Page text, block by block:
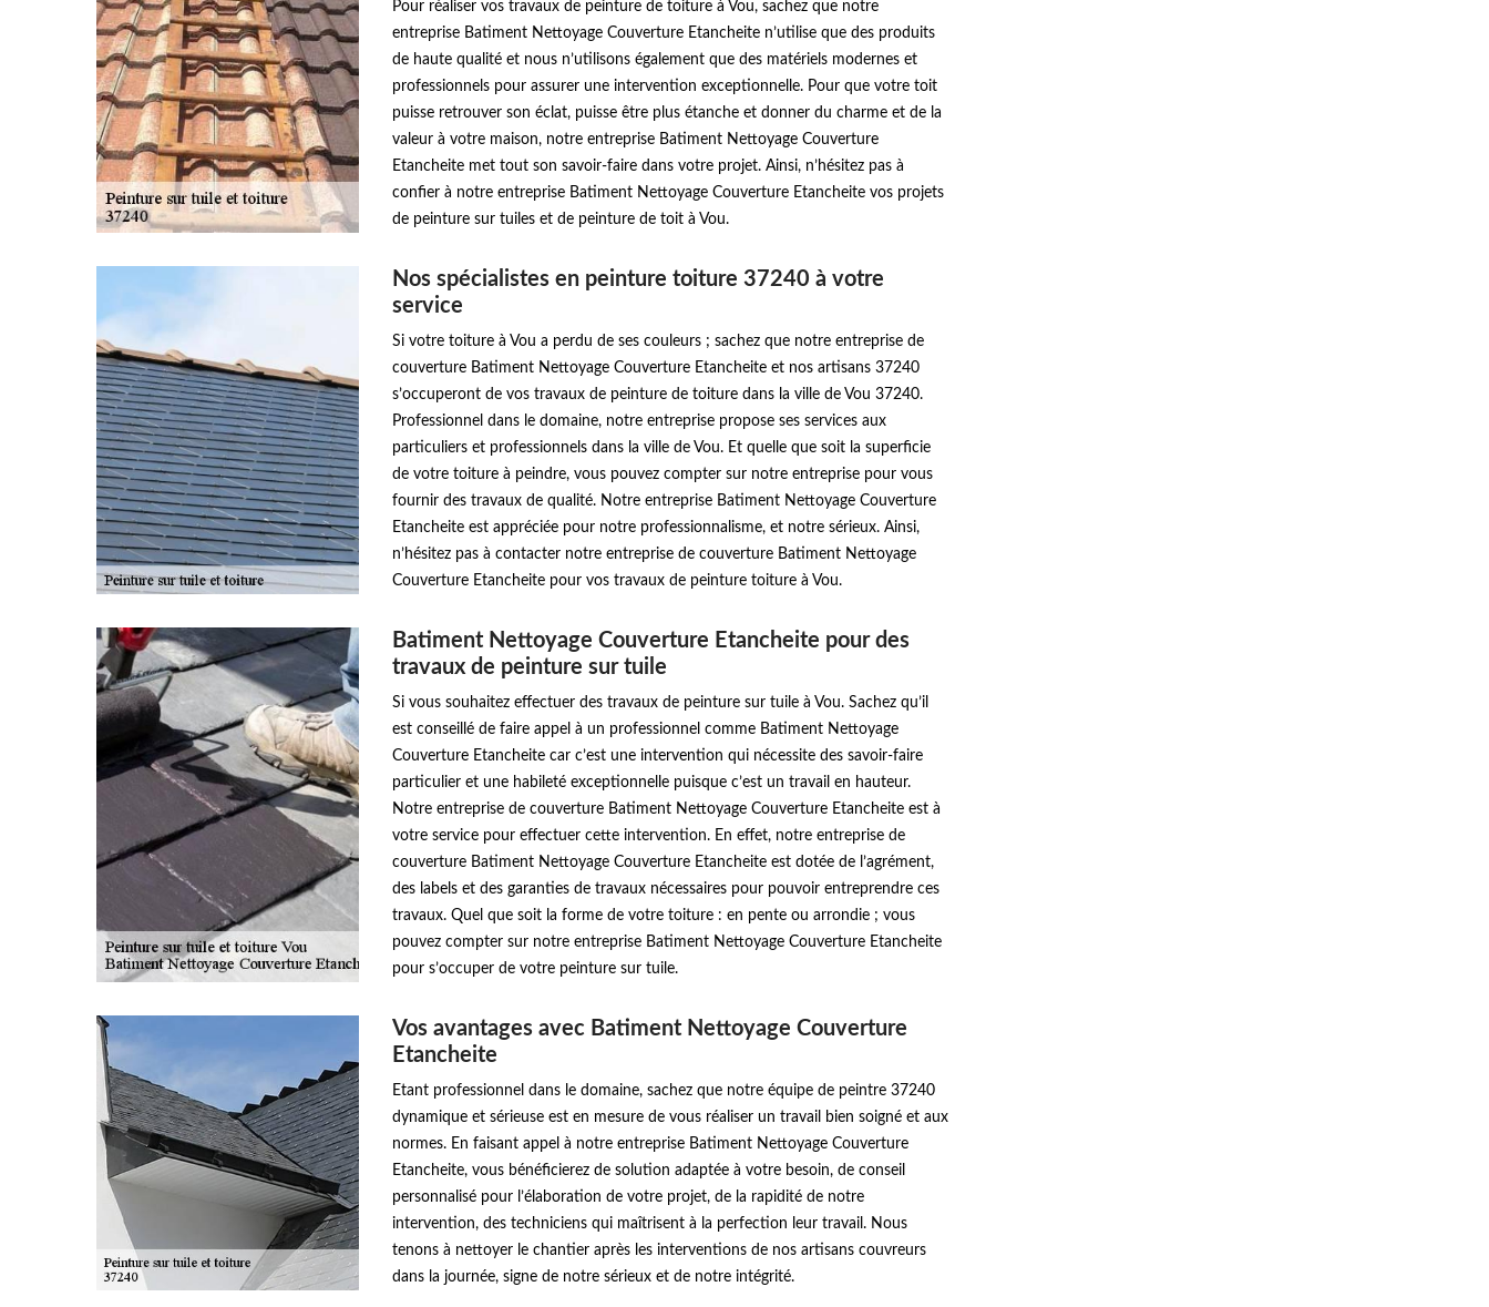
Pour réaliser vos travaux de peinture de toiture à Vou, sachez que notre
entreprise Batiment Nettoyage Couverture Etancheite n’utilise que des produits
de haute qualité et nous n’utilisons également que des matériels modernes et
professionnels pour assurer une intervention exceptionnelle. Pour que votre toit
puisse retrouver son éclat, puisse être plus étanche et donner du charme et de la
valeur à votre maison, notre entreprise Batiment Nettoyage Couverture
Etancheite met tout son savoir-faire dans votre projet. Ainsi, n’hésitez pas à
confier à notre entreprise Batiment Nettoyage Couverture Etancheite vos projets
de peinture sur tuiles et de peinture de toit à Vou.
Nos spécialistes en peinture toiture 37240 à votre
service
Si votre toiture à Vou a perdu de ses couleurs ; sachez que notre entreprise de
couverture Batiment Nettoyage Couverture Etancheite et nos artisans 37240
s’occuperont de vos travaux de peinture de toiture dans la ville de Vou 37240.
Professionnel dans le domaine, notre entreprise propose ses services aux
particuliers et professionnels dans la ville de Vou. Et quelle que soit la superficie
de votre toiture à peindre, vous pouvez compter sur notre entreprise pour vous
fournir des travaux de qualité. Notre entreprise Batiment Nettoyage Couverture
Etancheite est appréciée pour notre professionnalisme, et notre sérieux. Ainsi,
n’hésitez pas à contacter notre entreprise de couverture Batiment Nettoyage
Couverture Etancheite pour vos travaux de peinture toiture à Vou.
Batiment Nettoyage Couverture Etancheite pour des
travaux de peinture sur tuile
Si vous souhaitez effectuer des travaux de peinture sur tuile à Vou. Sachez qu’il
est conseillé de faire appel à un professionnel comme Batiment Nettoyage
Couverture Etancheite car c’est une intervention qui nécessite des savoir-faire
particulier et une habileté exceptionnelle puisque c’est un travail en hauteur.
Notre entreprise de couverture Batiment Nettoyage Couverture Etancheite est à
votre service pour effectuer cette intervention. En effet, notre entreprise de
couverture Batiment Nettoyage Couverture Etancheite est dotée de l’agrément,
des labels et des garanties de travaux nécessaires pour pouvoir entreprendre ces
travaux. Quel que soit la forme de votre toiture : en pente ou arrondie ; vous
pouvez compter sur notre entreprise Batiment Nettoyage Couverture Etancheite
pour s’occuper de votre peinture sur tuile.
Vos avantages avec Batiment Nettoyage Couverture
Etancheite
Etant professionnel dans le domaine, sachez que notre équipe de peintre 37240
dynamique et sérieuse est en mesure de vous réaliser un travail bien soigné et aux
normes. En faisant appel à notre entreprise Batiment Nettoyage Couverture
Etancheite, vous bénéficierez de solution adaptée à votre besoin, de conseil
personnalisé pour l’élaboration de votre projet, de la rapidité de notre
intervention, des techniciens qui maîtrisent à la perfection leur travail. Nous
tenons à nettoyer le chantier après les interventions de nos artisans couvreurs
dans la journée, signe de notre sérieux et de notre intégrité.